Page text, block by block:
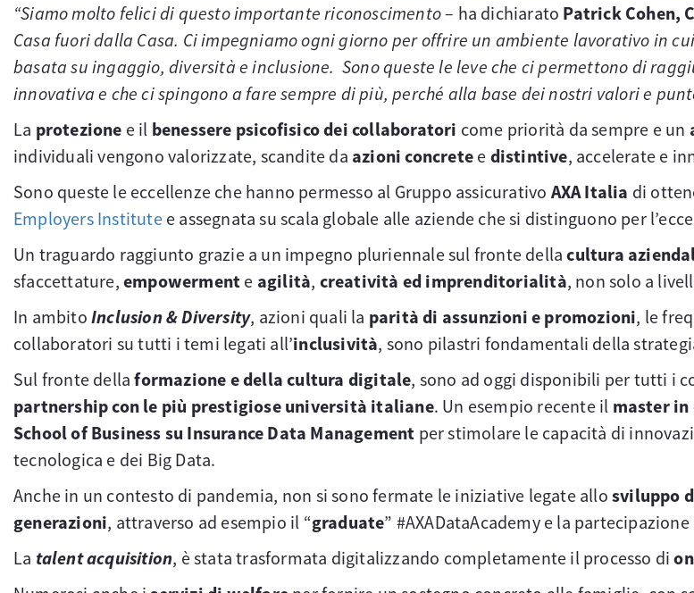
“Siamo molto felici di questo importante riconoscimento– ha dichiarato Patrick Cohen,
Casa fuori dalla Casa. Ci impegniamo ogni giorno per offrire un ambiente lavorativo in
basata su ingaggio, diversità e inclusione. Sono queste le leve che ci permettono di
innovativa e che ci spingono a fare sempre di più, perché alla base dei nostri valori e
La protezione e il benessere psicofisico dei collaboratori come priorità da sempre e un
individuali vengono valorizzate, scandite da azioni concrete e distintive, accelerate e
Sono queste le eccellenze che hanno permesso al Gruppo assicurativo AXA Italia di
Employers Institutee assegnata su scala globale alle aziende che si distinguono per
Un traguardo raggiunto grazie a un impegno pluriennale sul fronte dellacultura
sfaccettature, empowerment e agilità, creatività ed imprenditorialità, non solo a
In ambito Inclusion & Diversity, azioni quali la parità di assunzioni e promozioni, le
collaboratori su tutti i temi legati all’inclusività, sono pilastri fondamentali della
Sul fronte dellaformazione e della cultura digitale, sono ad oggi disponibili per tutti i
partnership con le più prestigiose università italiane. Un esempio recente il master in
School of Business su Insurance Data Management per stimolare le capacità di
tecnologica e dei Big Data.
Anche in un contesto di pandemia, non si sono fermate le iniziative legate allo sviluppo
generazioni, attraverso ad esempio il “graduate” #AXADataAcademy e la
La talent acquisition, è stata trasformata digitalizzando completamente il processo di